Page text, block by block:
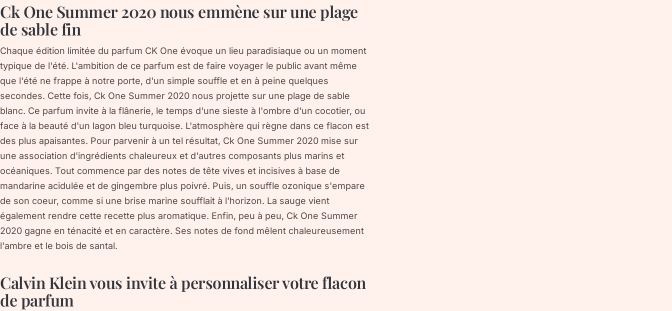
Ck One Summer 2020 nous emmène sur une plage
de sable fin
Chaque édition limitée du parfum CK One évoque un lieu paradisiaque ou un moment
typique de l'été. L'ambition de ce parfum est de faire voyager le public avant même
que l'été ne frappe à notre porte, d'un simple souffle et en à peine quelques
secondes. Cette fois, Ck One Summer 2020 nous projette sur une plage de sable
blanc. Ce parfum invite à la flânerie, le temps d'une sieste à l'ombre d'un cocotier, ou
face à la beauté d'un lagon bleu turquoise. L'atmosphère qui règne dans ce flacon est
des plus apaisantes. Pour parvenir à un tel résultat, Ck One Summer 2020 mise sur
une association d'ingrédients chaleureux et d'autres composants plus marins et
océaniques. Tout commence par des notes de tête vives et incisives à base de
mandarine acidulée et de gingembre plus poivré. Puis, un souffle ozonique s'empare
de son coeur, comme si une brise marine soufflait à l'horizon. La sauge vient
également rendre cette recette plus aromatique. Enfin, peu à peu, Ck One Summer
2020 gagne en ténacité et en caractère. Ses notes de fond mêlent chaleureusement
l'ambre et le bois de santal.
Calvin Klein vous invite à personnaliser votre flacon
de parfum